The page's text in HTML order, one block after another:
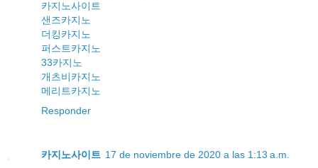
카지노사이트
샌즈카지노
더킹카지노
퍼스트카지노
33카지노
개츠비카지노
메리트카지노
Responder
카지노사이트 17 de noviembre de 2020 a las 1:13 a.m.